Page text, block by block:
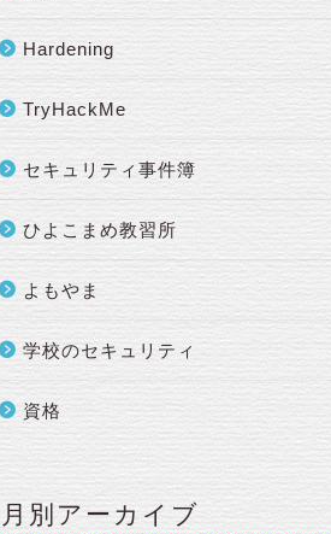
Hardening
TryHackMe
セキュリティ事件簿
ひよこまめ教習所
よもやま
学校のセキュリティ
資格
月別アーカイブ